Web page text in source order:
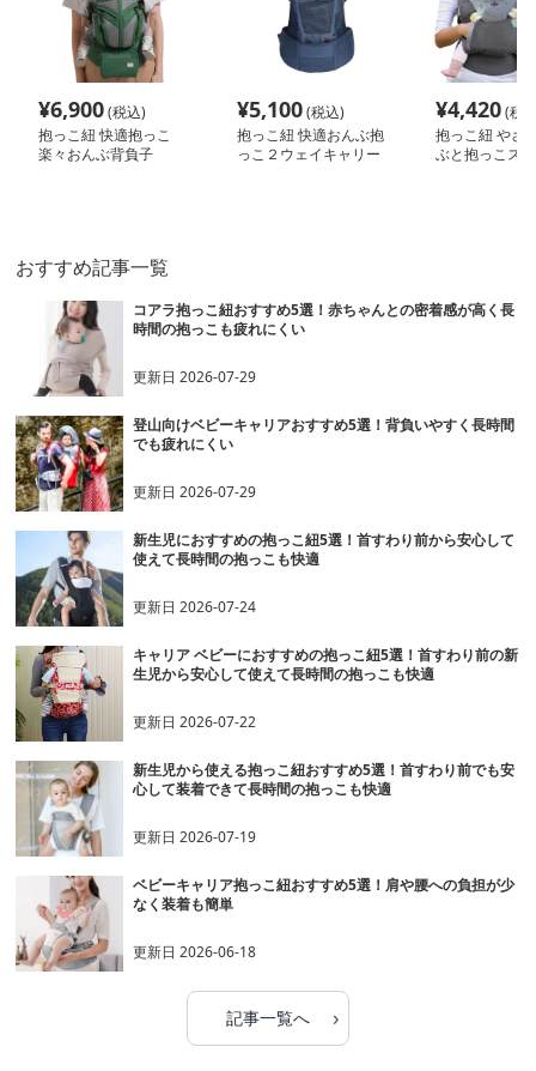
¥6,900(税込)
抱っこ紐 快適抱っこ
楽々おんぶ背負子
¥5,100(税込)
抱っこ紐 快適おんぶ抱
っこ２ウェイキャリー
¥4,420(税
抱っこ紐 やさ
ぶと抱っこス
おすすめ記事一覧
コアラ抱っこ紐おすすめ5選！赤ちゃんとの密着感が高く長
時間の抱っこも疲れにくい
更新日2026-07-29
登山向けベビーキャリアおすすめ5選！背負いやすく長時間
でも疲れにくい
更新日2026-07-29
新生児におすすめの抱っこ紐5選！首すわり前から安心して
使えて長時間の抱っこも快適
更新日2026-07-24
キャリア ベビーにおすすめの抱っこ紐5選！首すわり前の新
生児から安心して使えて長時間の抱っこも快適
更新日2026-07-22
新生児から使える抱っこ紐おすすめ5選！首すわり前でも安
心して装着できて長時間の抱っこも快適
更新日2026-07-19
ベビーキャリア抱っこ紐おすすめ5選！肩や腰への負担が少
なく装着も簡単
更新日2026-06-18
記事一覧へ ›